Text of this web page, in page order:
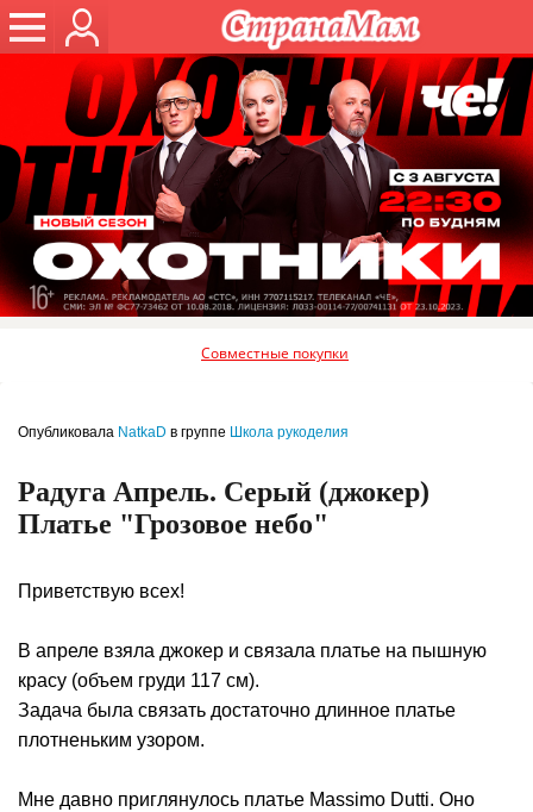
Совместные покупки
Опубликовала NatkaD в группе Школа рукоделия
Радуга Апрель. Серый (джокер)
Платье "Грозовое небо"
Приветствую всех!
В апреле взяла джокер и связала платье на пышную
красу (объем груди 117 см).
Задача была связать достаточно длинное платье
плотненьким узором.
Мне давно приглянулось платье Massimo Dutti. Оно